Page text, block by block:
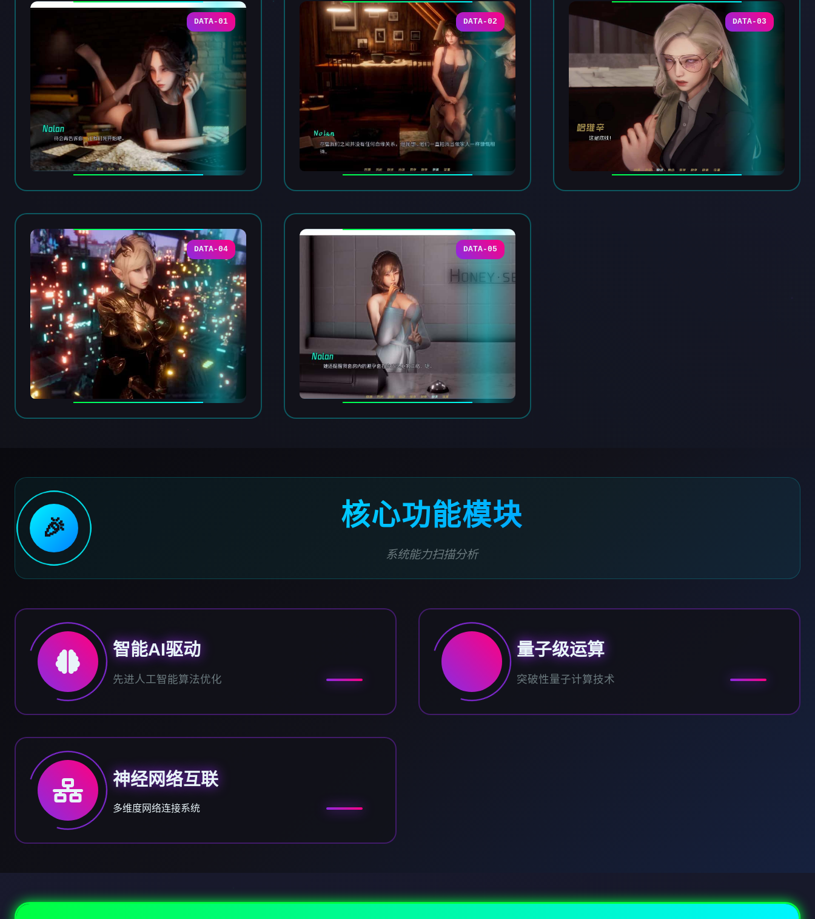
DATA-01 DATA-02 DATA-03
DATA-04 DATA-05
🎉 核心功能模块
系统能力扫描分析
智能AI驱动
先进人工智能算法优化
量子级运算
突破性量子计算技术
神经网络互联
多维度网络连接系统